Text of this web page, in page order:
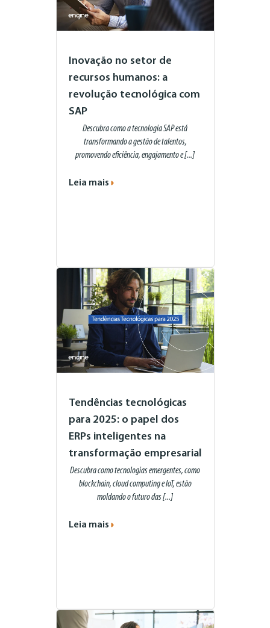
Inovação no setor de
recursos humanos: a
revolução tecnológica com
SAP
Descubra como a tecnologia SAP está
transformando a gestão de talentos,
promovendo eficiência, engajamento e [...]
Leia mais
Tendências tecnológicas
para 2025: o papel dos
ERPs inteligentes na
transformação empresarial
Descubra como tecnologias emergentes, como
blockchain, cloud computing e IoT, estão
moldando o futuro das [...]
Leia mais